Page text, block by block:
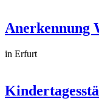
Anerkennung
in Erfurt